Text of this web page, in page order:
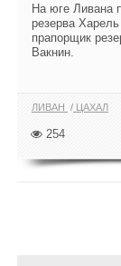
На юге Ливана
резерва
прапорщик
Вакнин.
ЛИВАН ЦАХАЛ
254